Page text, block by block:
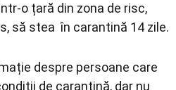
o țară din zona de risc,
să stea în carantină 14 zile.
despre persoane care
de carantină, dar nu